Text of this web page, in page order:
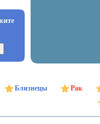
Близнецы Рак